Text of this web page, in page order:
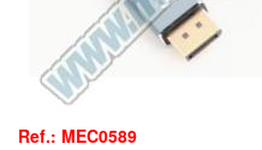
Ref.: MEC0589